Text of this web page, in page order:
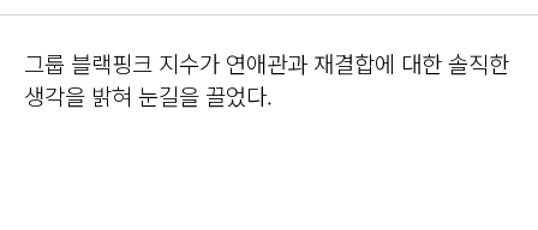
그룹 블랙핑크 지수가 연애관과 재결합에 대한 솔직한
생각을 밝혀 눈길을 끌었다.